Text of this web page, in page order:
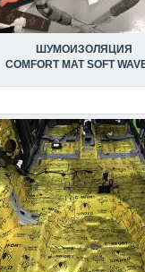
ШУМОИЗОЛЯЦИЯ
COMFORT MAT SOFT